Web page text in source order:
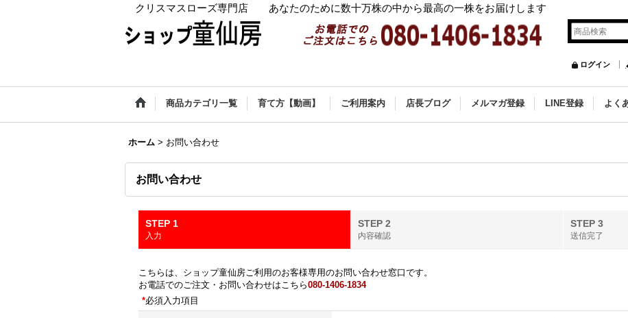
クリスマスローズ専門店 あなたのために数十万株の中から最高の一株をお届けします
ログイン
商品カテゴリ一覧 育て方【動画】 ご利用案内 店長ブログ メルマガ登録 LINE登録 よく
ホーム > お問い合わせ
お問い合わせ
STEP 1
入力
STEP 2
内容確認
STEP 3
送信完了
こちらは、ショップ童仙房ご利用のお客様専用のお問い合わせ窓口です。
お電話でのご注文・お問い合わせはこちら080-1406-1834
*必須入力項目